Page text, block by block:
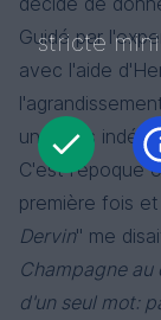
Guidé par
avec l'aide
un focus
C'est l'époque
première fois
Dervin" me
Champagne
d'un seul mot:
stricte